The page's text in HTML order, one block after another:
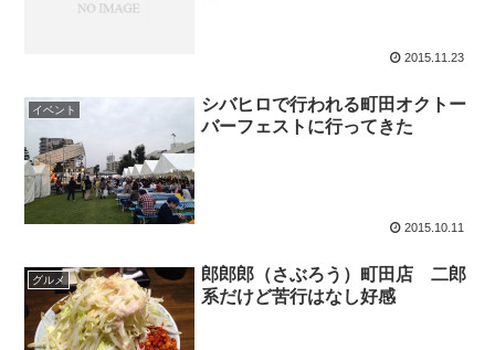
2015.11.23
イベント
シバヒロで行われる町田オクトー
バーフェストに行ってきた
2015.10.11
グルメ
郎郎郎（さぶろう）町田店 二郎
系だけど苦行はなし好感